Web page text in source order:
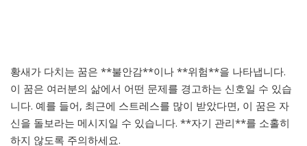
황새가 다치는 꿈은 **불안감**이나 **위험**을 나타냅니다.
이 꿈은 여러분의 삶에서 어떤 문제를 경고하는 신호일 수 있습
니다. 예를 들어, 최근에 스트레스를 많이 받았다면, 이 꿈은 자
신을 돌보라는 메시지일 수 있습니다. **자기 관리**를 소홀히
하지 않도록 주의하세요.